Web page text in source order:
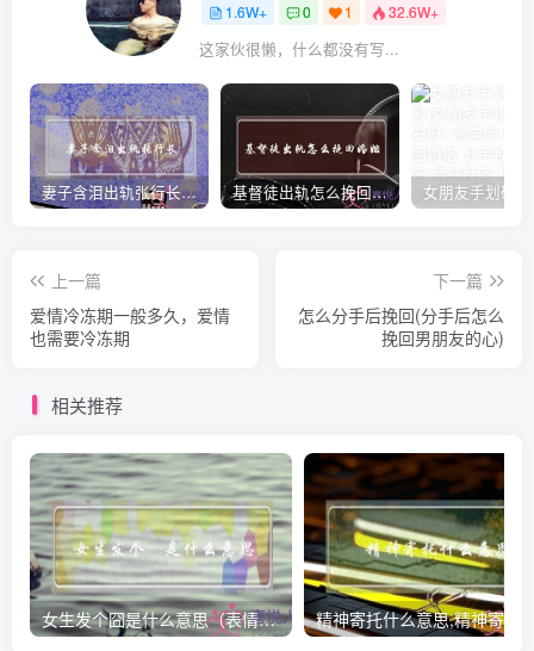
1.6W+ 0 1 32.6W+
这家伙很懒，什么都没有写...
妻子含泪出轨张行长 她说全都是因为家中 基督徒出轨怎么挽回婚姻(基督徒面对出轨婚姻)
上一篇
爱情冷冻期一般多久，爱情
也需要冷冻期
下一篇
怎么分手后挽回(分手后怎么
挽回男朋友的心)
相关推荐
女生发个囧是什么意思（表情囧的含义）